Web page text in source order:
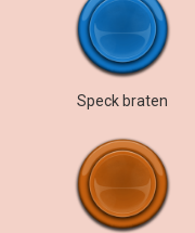
Speck braten